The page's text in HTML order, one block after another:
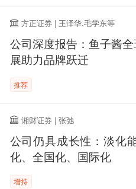
方正证券 | 王泽华,毛学东等
公司深度报告：鱼子酱
展助力品牌跃迁
推荐
湘财证券 | 张弛
公司仍具成长性：淡化
化、全国化、国际化
增持